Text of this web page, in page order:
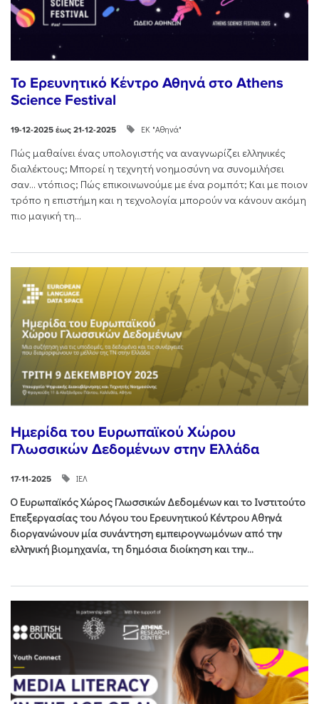
Το Ερευνητικό Κέντρο Αθηνά στο Athens
Science Festival
19-12-2025 έως 21-12-2025 ΕΚ "Αθηνά"
Πώς μαθαίνει ένας υπολογιστής να αναγνωρίζει ελληνικές
διαλέκτους; Μπορεί η τεχνητή νοημοσύνη να συνομιλήσει
σαν… ντόπιος; Πώς επικοινωνούμε με ένα ρομπότ; Και με ποιον
τρόπο η επιστήμη και η τεχνολογία μπορούν να κάνουν ακόμη
πιο μαγική τη...
Ημερίδα του Ευρωπαϊκού Χώρου
Γλωσσικών Δεδομένων στην Ελλάδα
17-11-2025 ΙΕΛ
Ο Ευρωπαϊκός Χώρος Γλωσσικών Δεδομένων και το Ινστιτούτο
Επεξεργασίας του Λόγου του Ερευνητικού Κέντρου Αθηνά
διοργανώνουν μία συνάντηση εμπειρογνωμόνων από την
ελληνική βιομηχανία, τη δημόσια διοίκηση και την...